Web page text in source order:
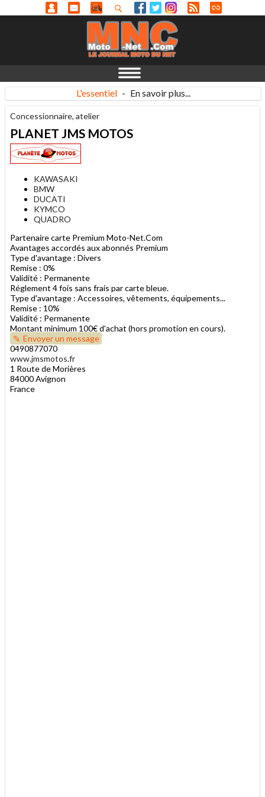
L'essentiel - En savoir plus...
Concessionnaire, atelier
PLANET JMS MOTOS
KAWASAKI
BMW
DUCATI
KYMCO
QUADRO
Partenaire carte Premium Moto-Net.Com
Avantages accordés aux abonnés Premium
Type d'avantage : Divers
Remise : 0%
Validité : Permanente
Réglement 4 fois sans frais par carte bleue.
Type d'avantage : Accessoires, vêtements, équipements...
Remise : 10%
Validité : Permanente
Montant minimum 100€ d'achat (hors promotion en cours).
Envoyer un message
0490877070
www.jmsmotos.fr
1 Route de Morières
84000 Avignon
France